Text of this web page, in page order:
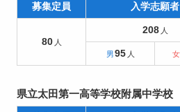
募集定員 入学志願者
80
208
95
県立太田第一高等学校附属中学校